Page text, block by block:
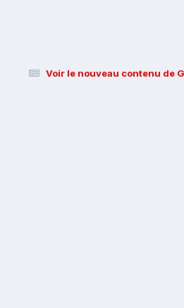
Voir le nouveau contenu de